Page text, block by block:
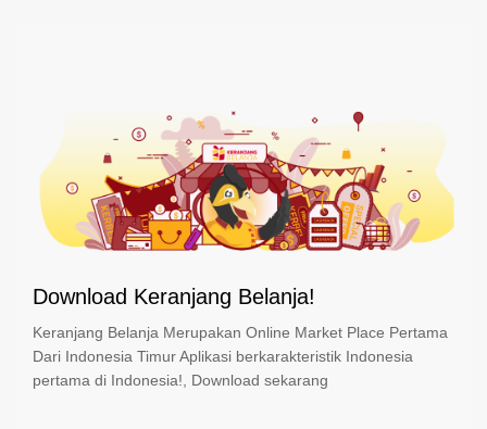
Download Keranjang Belanja!
Keranjang Belanja Merupakan Online Market Place Pertama
Dari Indonesia Timur Aplikasi berkarakteristik Indonesia
pertama di Indonesia!, Download sekarang